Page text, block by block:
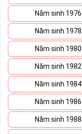
Năm sinh 1976
Năm sinh 1978
Năm sinh 1980
Năm sinh 1982
Năm sinh 1984
Năm sinh 1986
Năm sinh 1988